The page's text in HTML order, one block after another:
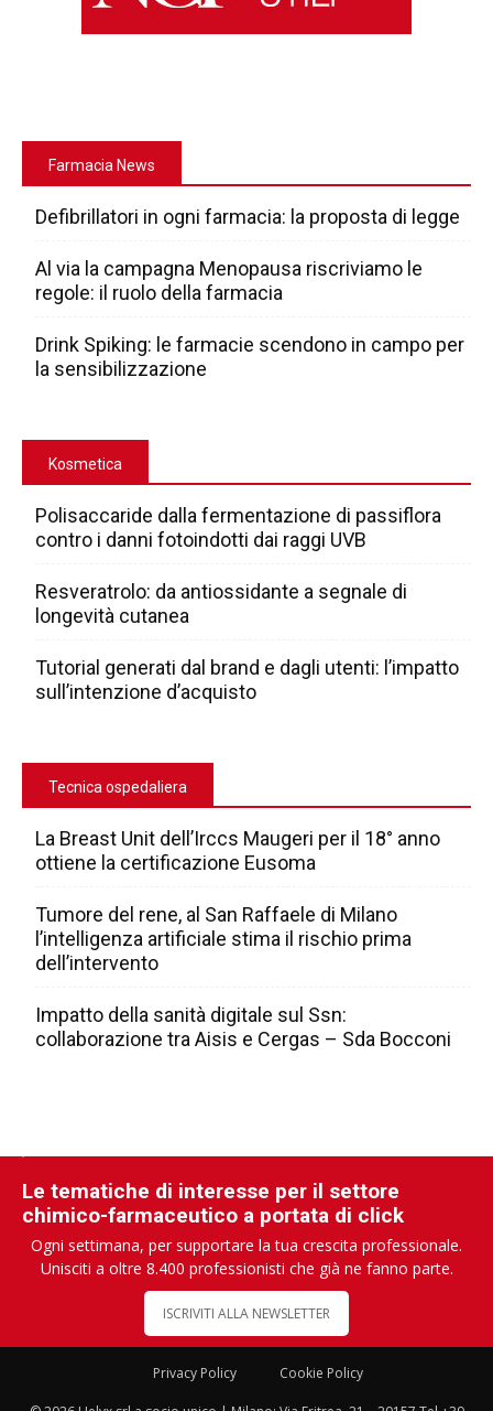
Farmacia News
Defibrillatori in ogni farmacia: la proposta di legge
Al via la campagna Menopausa riscriviamo le
regole: il ruolo della farmacia
Drink Spiking: le farmacie scendono in campo per
la sensibilizzazione
Kosmetica
Polisaccaride dalla fermentazione di passiflora
contro i danni fotoindotti dai raggi UVB
Resveratrolo: da antiossidante a segnale di
longevità cutanea
Tutorial generati dal brand e dagli utenti: l’impatto
sull’intenzione d’acquisto
Tecnica ospedaliera
La Breast Unit dell’Irccs Maugeri per il 18° anno
ottiene la certificazione Eusoma
Tumore del rene, al San Raffaele di Milano
l’intelligenza artificiale stima il rischio prima
dell’intervento
Impatto della sanità digitale sul Ssn:
collaborazione tra Aisis e Cergas – Sda Bocconi
Le tematiche di interesse per il settore
chimico-farmaceutico a portata di click
Ogni settimana, per supportare la tua crescita professionale.
Unisciti a oltre 8.400 professionisti che già ne fanno parte.
ISCRIVITI ALLA NEWSLETTER
Privacy Policy Cookie Policy